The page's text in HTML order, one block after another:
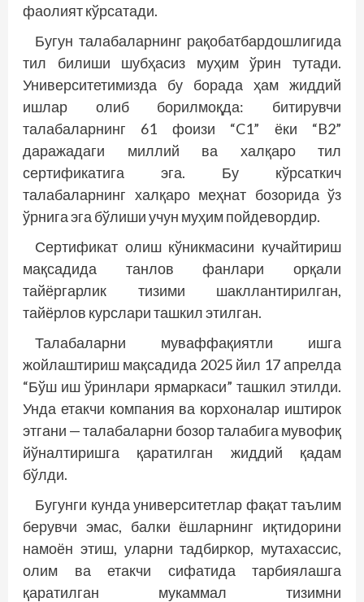
фаолият кўрсатади.
Бугун талабаларнинг рақобатбардошлигида
тил билиши шубҳасиз муҳим ўрин тутади.
Университетимизда бу борада ҳам жиддий
ишлар олиб борилмоқда: битирувчи
талабаларнинг 61 фоизи “C1” ёки “B2”
даражадаги миллий ва халқаро тил
сертификатига эга. Бу кўрсаткич
талабаларнинг халқаро меҳнат бозорида ўз
ўрнига эга бўлиши учун муҳим пойдевордир.
Сертификат олиш кўникмасини кучайтириш
мақсадида танлов фанлари орқали
тайёргарлик тизими шакллантирилган,
тайёрлов курслари ташкил этилган.
Талабаларни муваффақиятли ишга
жойлаштириш мақсадида 2025 йил 17 апрелда
“Бўш иш ўринлари ярмаркаси” ташкил этилди.
Унда етакчи компания ва корхоналар иштирок
этгани — талабаларни бозор талабига мувофиқ
йўналтиришга қаратилган жиддий қадам
бўлди.
Бугунги кунда университетлар фақат таълим
берувчи эмас, балки ёшларнинг иқтидорини
намоён этиш, уларни тадбиркор, мутахассис,
олим ва етакчи сифатида тарбиялашга
қаратилган мукаммал тизимни